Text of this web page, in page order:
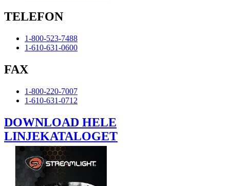
TELEFON
1-800-523-7488
1-610-631-0600
FAX
1-800-220-7007
1-610-631-0712
DOWNLOAD HELE
LINJEKATALOGET